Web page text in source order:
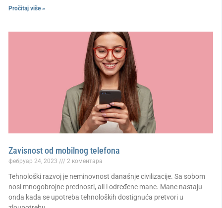
Pročitaj više »
Zavisnost od mobilnog telefona
фебруар 24, 2023 2 коментара
Tehnološki razvoj je neminovnost današnje civilizacije. Sa sobom
nosi mnogobrojne prednosti, ali i određene mane. Mane nastaju
onda kada se upotreba tehnoloških dostignuća pretvori u